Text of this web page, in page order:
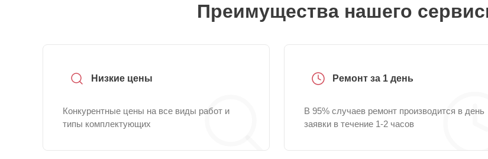
Преимущества нашего
Низкие цены
Конкурентные цены на все виды работ и
типы комплектующих
Ремонт за 1 день
В 95% случаев ремонт производится в день
заявки в течение 1-2 часов